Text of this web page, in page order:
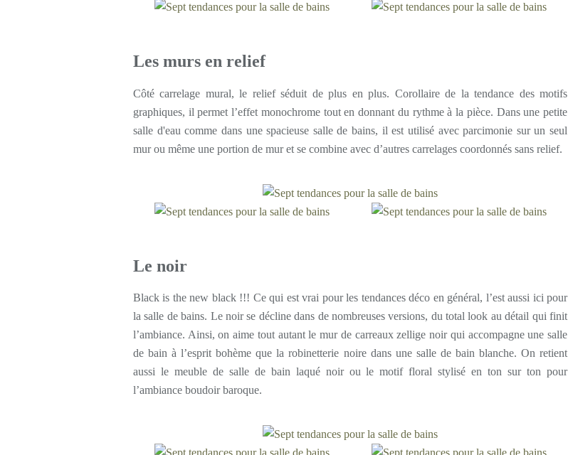
Les murs en relief
Côté carrelage mural, le relief séduit de plus en plus. Corollaire de la tendance des motifs
graphiques, il permet l’effet monochrome tout en donnant du rythme à la pièce. Dans une petite
salle d'eau comme dans une spacieuse salle de bains, il est utilisé avec parcimonie sur un seul
mur ou même une portion de mur et se combine avec d’autres carrelages coordonnés sans relief.
Le noir
Black is the new black !!! Ce qui est vrai pour les tendances déco en général, l’est aussi ici pour
la salle de bains. Le noir se décline dans de nombreuses versions, du total look au détail qui finit
l’ambiance. Ainsi, on aime tout autant le mur de carreaux zellige noir qui accompagne une salle
de bain à l’esprit bohème que la robinetterie noire dans une salle de bain blanche. On retient
aussi le meuble de salle de bain laqué noir ou le motif floral stylisé en ton sur ton pour
l’ambiance boudoir baroque.